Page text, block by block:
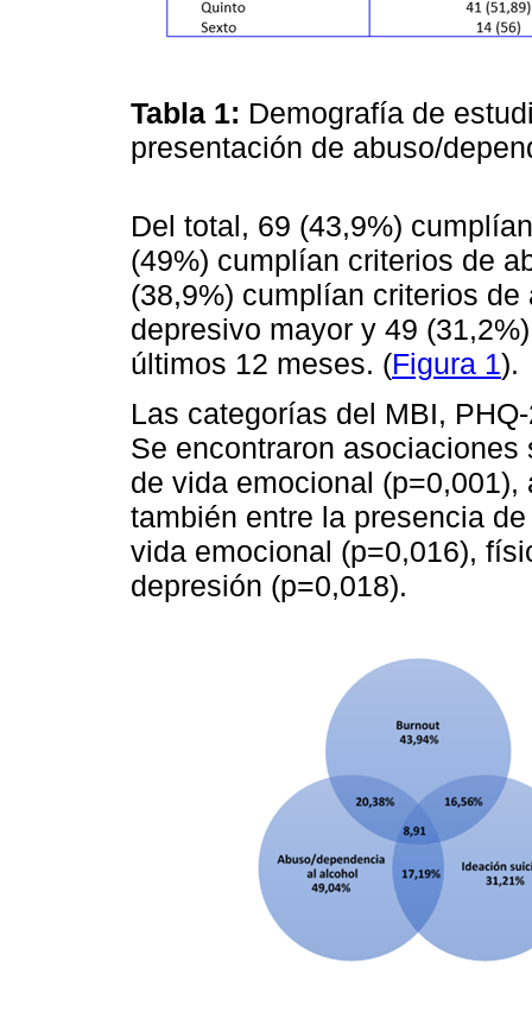
Tabla 1: Demografía de
presentación de abuso/
Del total, 69 (43,9%)
(49%) cumplían criterios de
(38,9%) cumplían criterios
depresivo mayor y 49
últimos 12 meses. (Figura 1).
Las categorías del MBI,
Se encontraron
de vida emocional
también entre la presencia
vida emocional (p=0,016),
depresión (p=0,018).